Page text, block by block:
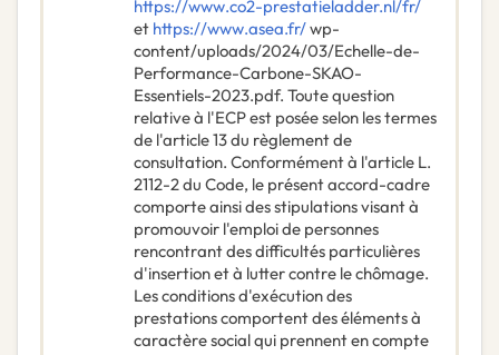
https://www.co2-prestatieladder.nl/fr/
et https://www.asea.fr/wp-
content/uploads/2024/03/Echelle-de-
Performance-Carbone-SKAO-
Essentiels-2023.pdf. Toute question
relative à l'ECP est posée selon les termes
de l'article 13 du règlement de
consultation. Conformément à l'article L.
2112-2 du Code, le présent accord-cadre
comporte ainsi des stipulations visant à
promouvoir l'emploi de personnes
rencontrant des difficultés particulières
d'insertion et à lutter contre le chômage.
Les conditions d'exécution des
prestations comportent des éléments à
caractère social qui prennent en compte